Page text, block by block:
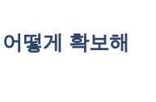
떻게 확보해